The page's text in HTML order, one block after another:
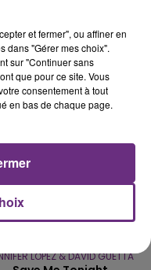
est contraint de
LOPEZ & DAVID GUETTA
et fermer", ou affiner en
dans "Gérer mes choix".
sur "Continuer sans
que pour ce site. Vous
consentement à tout
en bas de chaque page.